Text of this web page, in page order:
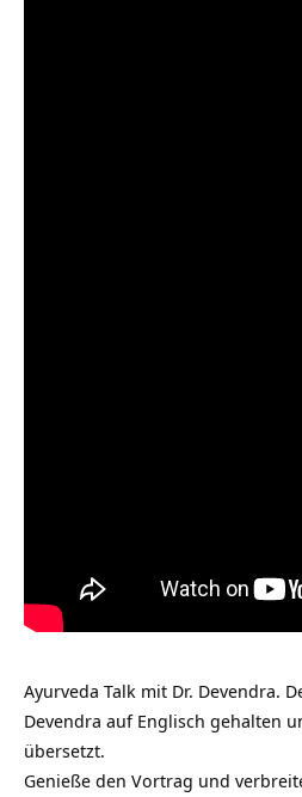
Ayurveda Talk mit Dr. Devendra.
Devendra auf Englisch gehalten
übersetzt.
Genieße den Vortrag und